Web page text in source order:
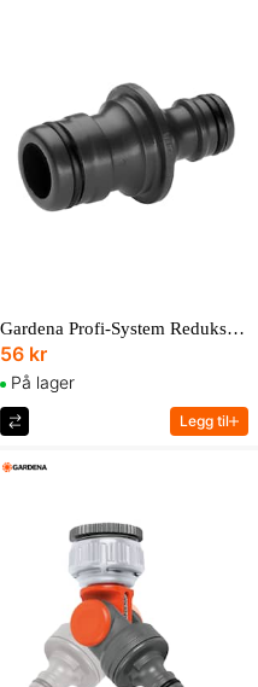
Gardena Profi-System Reduksjonskobling
56 kr
På lager
Legg til